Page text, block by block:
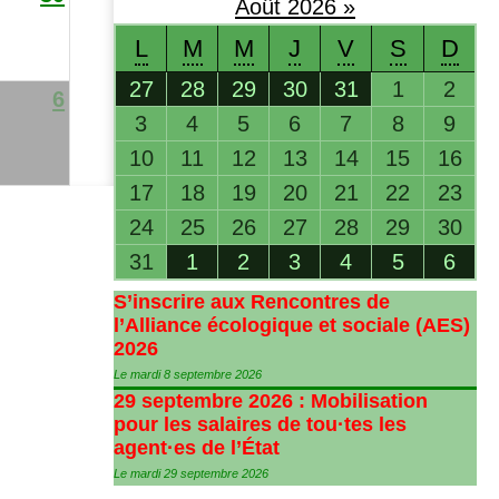
6
Août 2026 »
L M M J V S D
27 28 29 30 31 1
2
3
4 5 6 7 8
9
10
11 12 13 14 15
16
17
18 19 20 21 22
23
24
25 26 27 28 29
30
31
1 2 3 4 5 6
S’inscrire aux Rencontres de
l’Alliance écologique et sociale (AES)
2026
Le mardi 8 septembre 2026
29 septembre 2026 : Mobilisation
pour les salaires de tou·tes les
agent·es de l’État
Le mardi 29 septembre 2026